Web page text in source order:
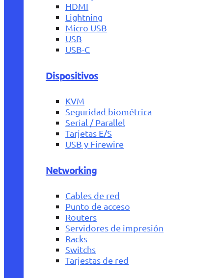
HDMI
Lightning
Micro USB
USB
USB-C
Dispositivos
KVM
Seguridad biométrica
Serial / Parallel
Tarjetas E/S
USB y Firewire
Networking
Cables de red
Punto de acceso
Routers
Servidores de impresión
Racks
Switchs
Tarjestas de red